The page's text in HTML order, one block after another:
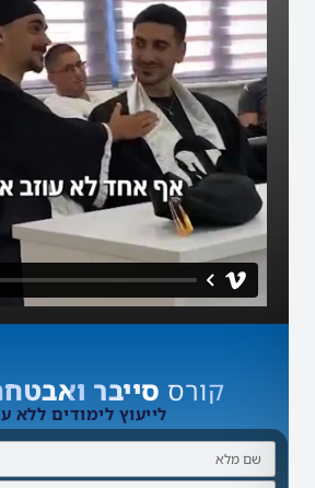
סייבר ואבטחת מידע
לייעוץ לימודים ללא עלות